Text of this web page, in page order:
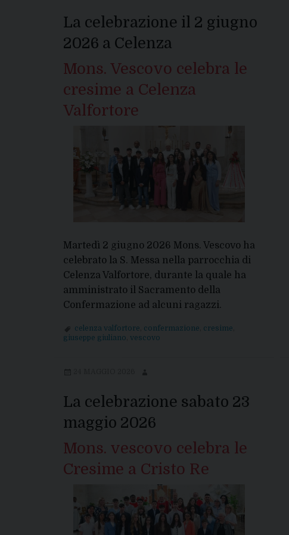
La celebrazione il 2 giugno
2026 a Celenza
Mons. Vescovo celebra le
cresime a Celenza
Valfortore
Martedì 2 giugno 2026 Mons. Vescovo ha
celebrato la S. Messa nella parrocchia di
Celenza Valfortore, durante la quale ha
amministrato il Sacramento della
Confermazione ad alcuni ragazzi.
celenza valfortore confermazione cresime
giuseppe giuliano vescovo
La celebrazione sabato 23
maggio 2026
Mons. vescovo celebra le
Cresime a Cristo Re